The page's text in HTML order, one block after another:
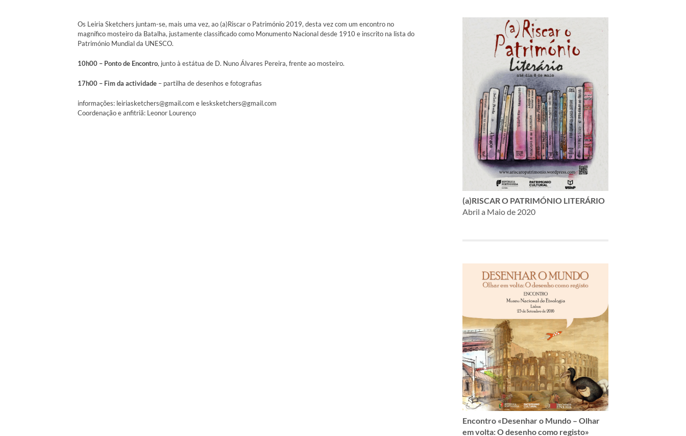
Os Leiria Sketchers juntam-se, mais uma vez, ao (a)Riscar o Património 2019, desta vez com um encontro no
magnífico mosteiro da Batalha, justamente classificado como Monumento Nacional desde 1910 e inscrito na lista do
Património Mundial da UNESCO.
10h00 – Ponto de Encontro, junto à estátua de D. Nuno Álvares Pereira, frente ao mosteiro.
17h00 – Fim da actividade – partilha de desenhos e fotografias
informações: leiriasketchers@gmail.com e lesksketchers@gmail.com
Coordenação e anfitriã: Leonor Lourenço
(a)RISCAR O PATRIMÓNIO LITERÁRIO
Abril a Maio de 2020
Encontro «Desenhar o Mundo – Olhar
em volta: O desenho como registo»